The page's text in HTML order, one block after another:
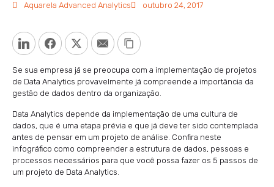
Aquarela Advanced Analytics outubro 24, 2017
LinkedInFacebookTwitterEmail Copy Link
Se sua empresa já se preocupa com a implementação de projetos
de Data Analytics provavelmente já compreende a importância da
gestão de dados dentro da organização.
Data Analytics depende da implementação de uma cultura de
dados, que é uma etapa prévia e que já deve ter sido contemplada
antes de pensar em um projeto de análise. Confira neste
infográfico como compreender a estrutura de dados, pessoas e
processos necessários para que você possa fazer os 5 passos de
um projeto de Data Analytics.